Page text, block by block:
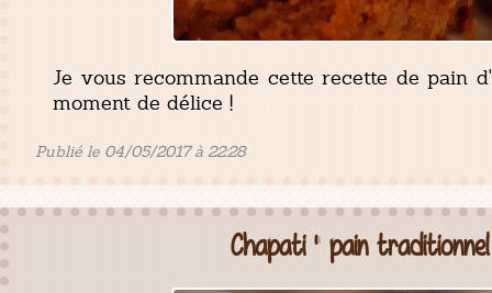
Je vous recommande cette recette de pain
moment de délice !
Publié le 04/05/2017 à 22:28
Chapati " pain traditionnel